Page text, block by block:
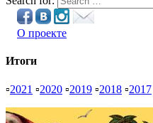
О проекте
Итоги
▫2021 ▫2020 ▫2019 ▫2018 ▫2017